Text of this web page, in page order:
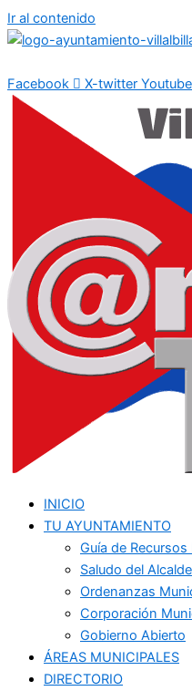
Ir al contenido
Facebook X-twitter Youtube
INICIO
TU AYUNTAMIENTO
Guía de
Saludo del Alcalde
Ordenanzas
Corporación
Gobierno Abierto
ÁREAS MUNICIPALES
DIRECTORIO